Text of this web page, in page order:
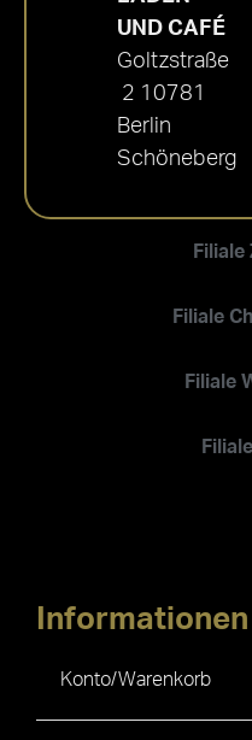
Filiale
Filiale
Filiale
UND CAFÉ
Goltzstraße
2 10781
Berlin
Schöneberg
Informationen
Konto/Warenkorb